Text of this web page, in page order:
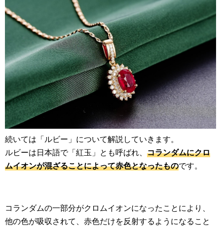
続いては「ルビー」について解説していきます。
ルビーは日本語で「紅玉」とも呼ばれ、 コランダムにクロ
ムイオンが混ざることによって赤色となったものです。
コランダムの一部分がクロムイオンになったことにより、
他の色が吸収されて、赤色だけを反射するようになること